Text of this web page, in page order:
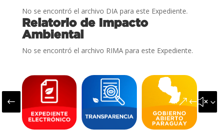
No se encontró el archivo DIA para este Expediente.
Relatorio de Impacto
Ambiental
No se encontró el archivo RIMA para este Expediente.
#